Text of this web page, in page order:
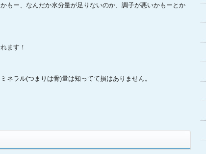
もー、なんだか水分量が足りないのか、調子が悪いかもーとか
ます！
ネラル(つまりは骨)量は知ってて損はありません。